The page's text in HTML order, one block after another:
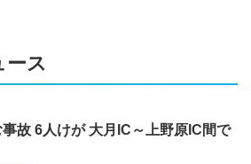
ース
故 6人けが 大月IC～上野原IC間で